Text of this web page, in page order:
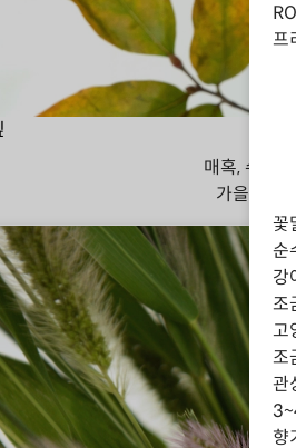
매혹, 수줍음
가을
프
꽃
순
강
조
고
조
관
향